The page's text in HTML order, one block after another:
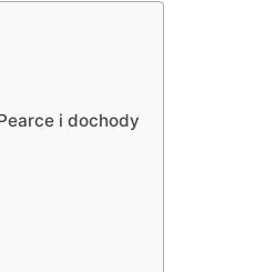
i dochody